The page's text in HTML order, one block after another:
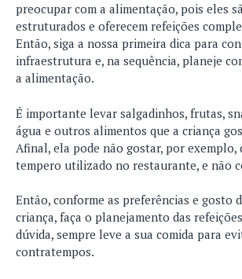
preocupar com a alimentação, pois eles
estruturados e oferecem refeições
Então, siga a nossa primeira dica para
infraestrutura e, na sequência, planeje
a alimentação.
É importante levar salgadinhos, frutas,
água e outros alimentos que a criança
Afinal, ela pode não gostar, por exemplo,
tempero utilizado no restaurante, e não
Então, conforme as preferências e gosto
criança, faça o planejamento das
dúvida, sempre leve a sua comida para
contratempos.